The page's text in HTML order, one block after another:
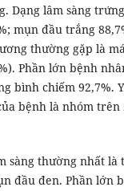
Dạng lâm sàng
mụn đầu trắng
thường gặp là
Phần lớn bệnh
bình chiếm 92,7%.
bệnh là nhóm trên
sàng thường nhất là
đầu đen. Phần lớn